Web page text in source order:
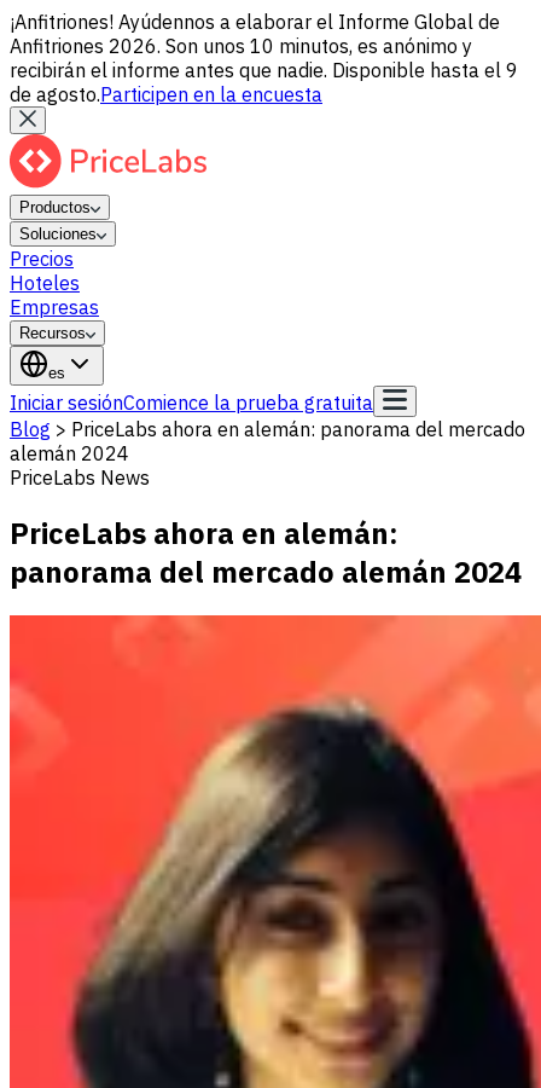
¡Anfitriones! Ayúdennos a elaborar el Informe Global de
Anfitriones 2026. Son unos 10 minutos, es anónimo y
recibirán el informe antes que nadie. Disponible hasta el 9
de agosto.Participen en la encuesta
Productos
Soluciones
Precios
Hoteles
Empresas
Recursos
es
Iniciar sesiónComience la prueba gratuita
Blog > PriceLabs ahora en alemán: panorama del mercado
alemán 2024
PriceLabs News
PriceLabs ahora en alemán:
panorama del mercado alemán 2024